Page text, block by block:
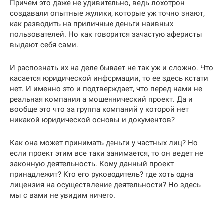
Причем это даже не удивительно, ведь лохотрон
создавали опытные жулики, которые уж точно знают,
как разводить на приличные деньги наивных
пользователей. Но как говорится зачастую аферисты
выдают себя сами.
И распознать их на деле бывает не так уж и сложно. Что
касается юридической информации, то ее здесь кстати
нет. И именно это и подтверждает, что перед нами не
реальная компания а мошеннический проект. Да и
вообще это что за группа компаний у которой нет
никакой юридической основы и документов?
Как она может принимать деньги у частных лиц? Но
если проект этим все таки занимается, то он ведет не
законную деятельность. Кому данный проект
принадлежит? Кто его руководитель? где хоть одна
лицензия на осуществление деятельности? Но здесь
мы с вами не увидим ничего.